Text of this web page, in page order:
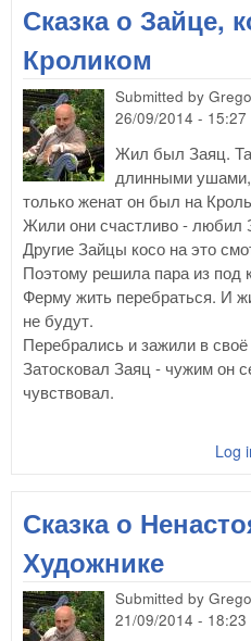
Сказка о Зайце,
Кроликом
Submitted by
26/09/2014 - 15:27
Жил был Заяц.
длинными ушами,
только женат он был на
Жили они счастливо - любил
Другие Зайцы косо на это
Поэтому решила пара из под
Ферму жить перебраться. И
не будут.
Перебрались и зажили в
Затосковал Заяц - чужим он
чувствовал.
Log
Сказка о
Художнике
Submitted by
21/09/2014 - 18:23